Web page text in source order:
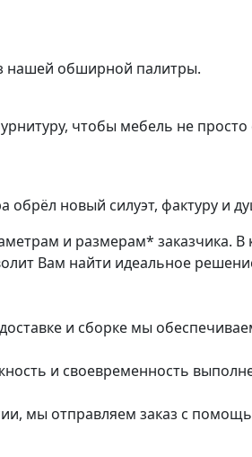
нашей обширной палитры.
чтобы мебель не
новый силуэт, фактуру и
и размерам* заказчика.
Вам найти идеальное
и сборке мы
и своевременность
мы отправляем заказ с